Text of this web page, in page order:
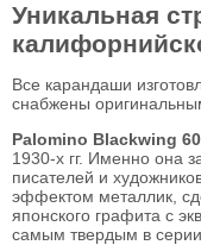
Уникальная
Все карандаши
снабжены
Palomino Blackwing
1930-х гг. Именно она
писателей и
эффектом металлик,
японского графита с
самым твердым в серии.